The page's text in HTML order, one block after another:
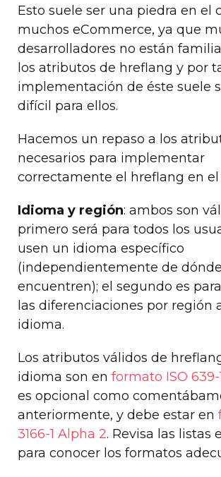
Esto suele ser una piedra en el
muchos eCommerce, ya que
desarrolladores no están
los atributos de hreflang y por
implementación de éste suele
difícil para ellos.
Hacemos un repaso a los
necesarios para implementar
correctamente el hreflang en
Idioma y región: ambos son
primero será para todos los
usen un idioma específico
(independientemente de
encuentren); el segundo es
las diferenciaciones por región
idioma.
Los atributos válidos de
idioma son en formato ISO 639-
es opcional como
anteriormente, y debe estar en
3166-1 Alpha 2. Revisa las listas
para conocer los formatos